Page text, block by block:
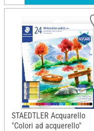
STAEDTLER Acquarello
"Colori ad acquerello"